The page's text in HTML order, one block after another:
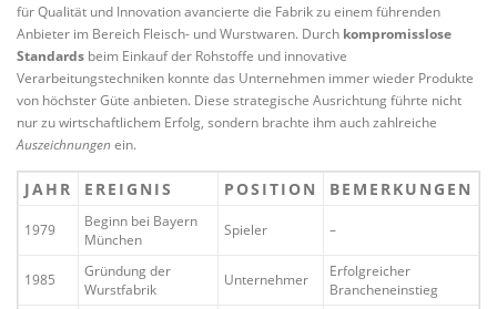
für Qualität und Innovation avancierte die Fabrik zu einem führenden
Anbieter im Bereich Fleisch- und Wurstwaren. Durch kompromisslose
Standards beim Einkauf der Rohstoffe und innovative
Verarbeitungstechniken konnte das Unternehmen immer wieder Produkte
von höchster Güte anbieten. Diese strategische Ausrichtung führte nicht
nur zu wirtschaftlichem Erfolg, sondern brachte ihm auch zahlreiche
Auszeichnungenein.
JAHR EREIGNIS POSITION BEMERKUNGEN
1979
Beginn bei Bayern
München
Spieler –
1985
Gründung der
Wurstfabrik
Unternehmer
Erfolgreicher
Brancheneinstieg